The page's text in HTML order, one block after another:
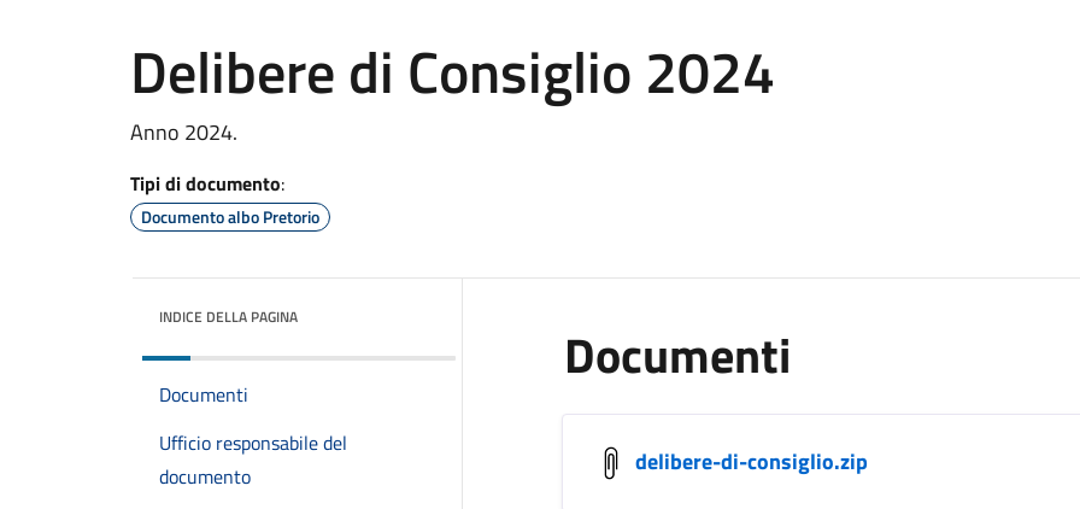
Delibere di Consiglio 2024
Anno 2024.
Tipi di documento:
Documento albo Pretorio
INDICE DELLA PAGINA
Documenti
Ufficio responsabile del
documento
Documenti
delibere-di-consiglio.zip